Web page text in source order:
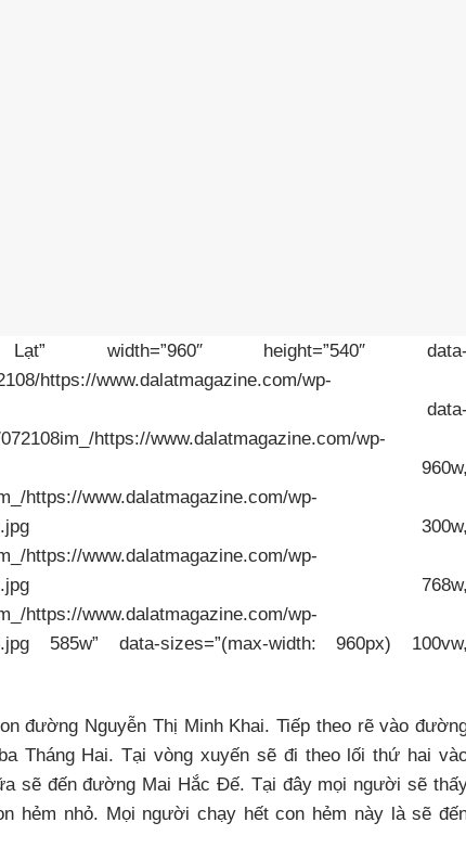
height=”540″ data-
https://www.dalatmagazine.com/wp-
08/vuon-yen-dl.jpg” data-
https://www.dalatmagazine.com/wp-
08/vuon-yen-dl.jpg 960w,
https://www.dalatmagazine.com/wp-
yen-dl-300×169.jpg 300w,
https://www.dalatmagazine.com/wp-
yen-dl-768×432.jpg 768w,
https://www.dalatmagazine.com/wp-
585w” data-sizes=”(max-width: 960px) 100vw,
đường Nguyễn Thị Minh Khai. Tiếp theo rẽ vào
Tháng Hai. Tại vòng xuyến sẽ đi theo lối thứ hai
sẽ đến đường Mai Hắc Đế. Tại đây mọi người sẽ
hẻm nhỏ. Mọi người chạy hết con hẻm này là sẽ